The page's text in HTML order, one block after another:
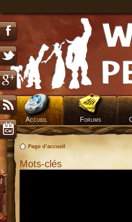
Accueil Forums
Page d'accueil
Mots-clés